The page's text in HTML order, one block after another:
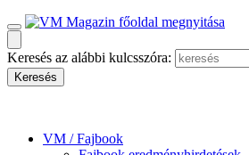
Keresés az alábbi kulcsszóra:
VM / Fajbook